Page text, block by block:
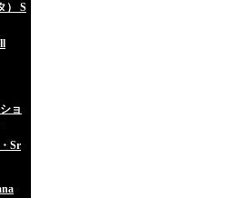
） S
ョ
Sr